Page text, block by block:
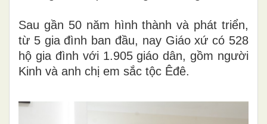
Sau gần 50 năm hình thành và phát triển,
từ 5 gia đình ban đầu, nay Giáo xứ có 528
hộ gia đình với 1.905 giáo dân, gồm người
Kinh và anh chị em sắc tộc Êđê.